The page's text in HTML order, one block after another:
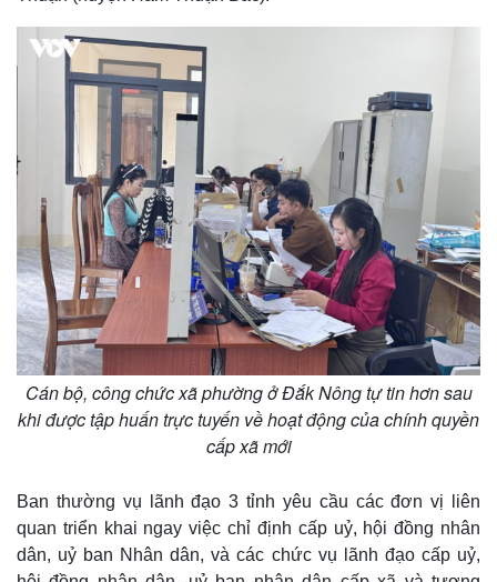
Cán bộ, công chức xã phường ở Đắk Nông tự tin hơn sau
khi được tập huấn trực tuyến về hoạt động của chính quyền
cấp xã mới
Ban thường vụ lãnh đạo 3 tỉnh yêu cầu các đơn vị liên
quan triển khai ngay việc chỉ định cấp uỷ, hội đồng nhân
dân, uỷ ban Nhân dân, và các chức vụ lãnh đạo cấp uỷ,